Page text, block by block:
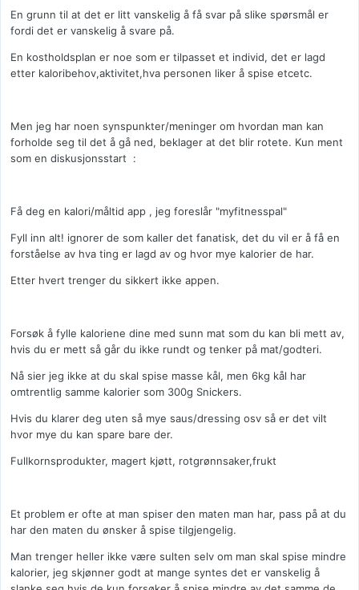
En grunn til at det er litt vanskelig å få svar på slike spørsmål er
fordi det er vanskelig å svare på.
En kostholdsplan er noe som er tilpasset et individ, det er lagd
etter kaloribehov,aktivitet,hva personen liker å spise etcetc.
Men jeg har noen synspunkter/meninger om hvordan man kan
forholde seg til det å gå ned, beklager at det blir rotete. Kun ment
som en diskusjonsstart :
Få deg en kalori/måltid app , jeg foreslår "myfitnesspal"
Fyll inn alt! ignorer de som kaller det fanatisk, det du vil er å få en
forståelse av hva ting er lagd av og hvor mye kalorier de har.
Etter hvert trenger du sikkert ikke appen.
Forsøk å fylle kaloriene dine med sunn mat som du kan bli mett av,
hvis du er mett så går du ikke rundt og tenker på mat/godteri.
Nå sier jeg ikke at du skal spise masse kål, men 6kg kål har
omtrentlig samme kalorier som 300g Snickers.
Hvis du klarer deg uten så mye saus/dressing osv så er det vilt
hvor mye du kan spare bare der.
Fullkornsprodukter, magert kjøtt, rotgrønnsaker,frukt
Et problem er ofte at man spiser den maten man har, pass på at du
har den maten du ønsker å spise tilgjengelig.
Man trenger heller ikke være sulten selv om man skal spise mindre
kalorier, jeg skjønner godt at mange syntes det er vanskelig å